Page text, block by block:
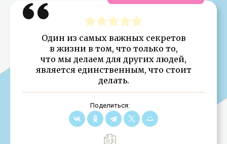
Один из самых важных секретов
в жизни в том, что только то,
что мы делаем для других людей,
является единственным, что стоит
делать.
Поделиться: